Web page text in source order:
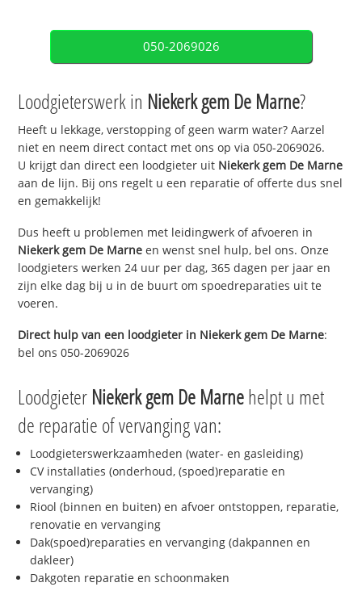
050-2069026
Loodgieterswerk in Niekerk gem De Marne?
Heeft u lekkage, verstopping of geen warm water? Aarzel
niet en neem direct contact met ons op via 050-2069026.
U krijgt dan direct een loodgieter uit Niekerk gem De Marne
aan de lijn. Bij ons regelt u een reparatie of offerte dus snel
en gemakkelijk!
Dus heeft u problemen met leidingwerk of afvoeren in
Niekerk gem De Marne en wenst snel hulp, bel ons. Onze
loodgieters werken 24 uur per dag, 365 dagen per jaar en
zijn elke dag bij u in de buurt om spoedreparaties uit te
voeren.
Direct hulp van een loodgieter in Niekerk gem De Marne:
bel ons 050-2069026
Loodgieter Niekerk gem De Marnehelpt u met
de reparatie of vervanging van:
Loodgieterswerkzaamheden (water- en gasleiding)
CV installaties (onderhoud, (spoed)reparatie en
vervanging)
Riool (binnen en buiten) en afvoer ontstoppen, reparatie,
renovatie en vervanging
Dak(spoed)reparaties en vervanging (dakpannen en
dakleer)
Dakgoten reparatie en schoonmaken